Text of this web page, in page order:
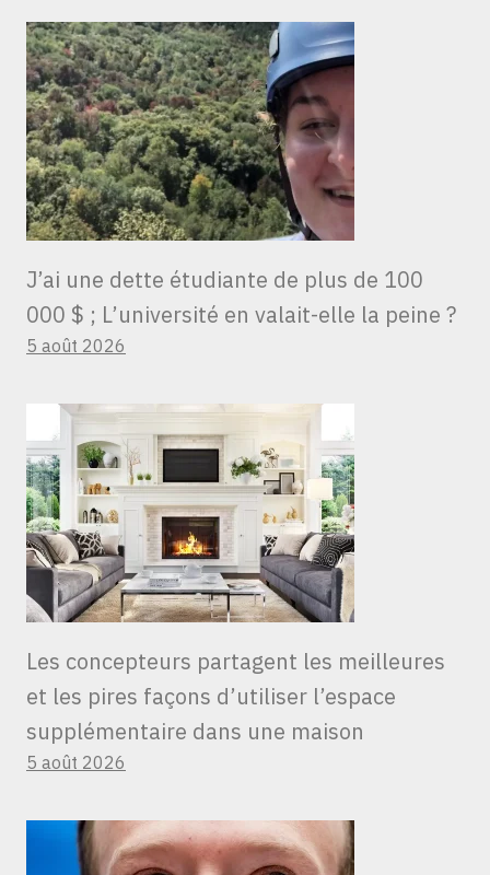
J’ai une dette étudiante de plus de 100
000 $ ; L’université en valait-elle la peine ?
5 août 2026
Les concepteurs partagent les meilleures
et les pires façons d’utiliser l’espace
supplémentaire dans une maison
5 août 2026